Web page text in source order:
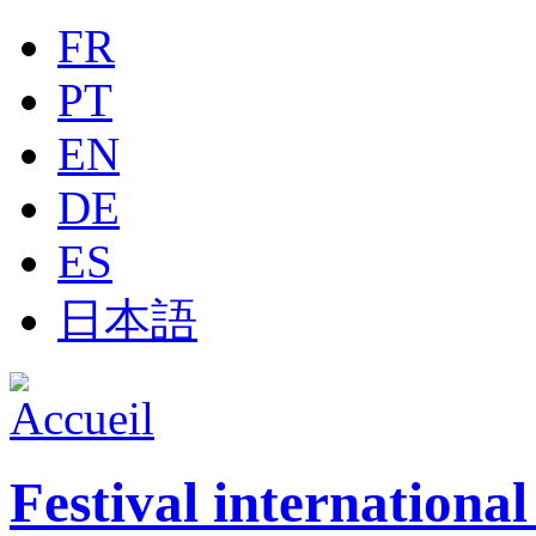
Jump to navigation
FR
PT
EN
DE
ES
日本語
Festival